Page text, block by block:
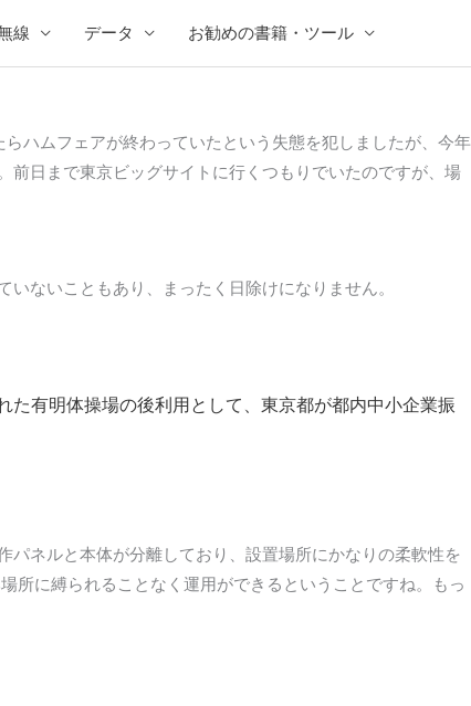
線 データ お勧めの書籍・ツール
ハムフェアが終わっていたという失態を犯しましたが、今年
日まで東京ビッグサイトに行くつもりでいたのですが、場
ないこともあり、まったく日除けになりません。
有明体操場の後利用として、東京都が都内中小企業振
ネルと本体が分離しており、設置場所にかなりの柔軟性を
所に縛られることなく運用ができるということですね。もっ